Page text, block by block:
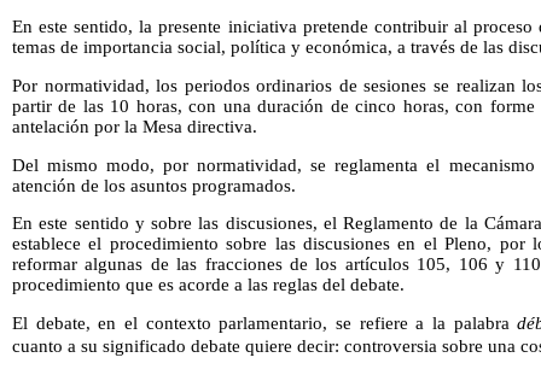
En este sentido, la presente iniciativa pretende contribuir al
temas de importancia social, política y económica, a través de las
Por normatividad, los periodos ordinarios de sesiones se realizan
partir de las 10 horas, con una duración de cinco horas, con
antelación por la Mesa directiva.
Del mismo modo, por normatividad, se reglamenta el
atención de los asuntos programados.
En este sentido y sobre las discusiones, el Reglamento de la
establece el procedimiento sobre las discusiones en el Pleno, por
reformar algunas de las fracciones de los artículos 105, 106 y
procedimiento que es acorde a las reglas del debate.
El debate, en el contexto parlamentario, se refiere a la palabra
cuanto a su significado debate quiere decir: controversia sobre una